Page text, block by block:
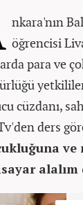
nkara'nın
öğrencisi
para ve
cüzdanı,
ders
alalım